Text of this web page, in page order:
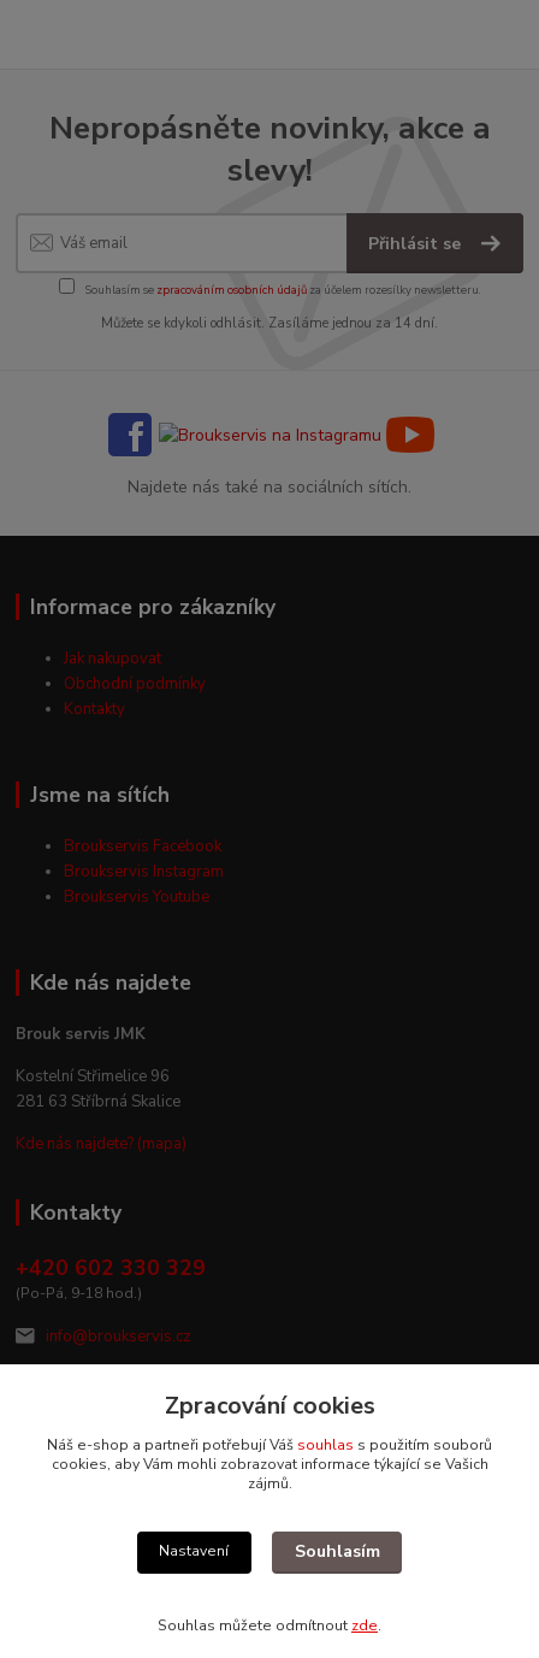
Nepropásněte novinky, akce a
slevy!
Přihlásit se
Souhlasím se zpracováním osobních údajůza účelem rozesílky newsletteru.
Můžete se kdykoli odhlásit. Zasíláme jednou za 14 dní.
Najdete nás také na sociálních sítích.
Informace pro zákazníky
Jak nakupovat
Obchodní podmínky
Kontakty
Jsme na sítích
Broukservis Facebook
Broukservis Instagram
Broukservis Youtube
Kde nás najdete
Brouk servis JMK
Kostelní Střimelice 96
281 63 Stříbrná Skalice
Kde nás najdete? (mapa)
Kontakty
+420 602 330 329
(Po-Pá, 9-18 hod.)
info@broukservis.cz
Upravit sběr cookies.
Zpracování cookies
Náš e-shop a partneři potřebují Váš souhlas s použitím souborů
cookies, aby Vám mohli zobrazovat informace týkající se Vašich
zájmů.
Nastavení Souhlasím
Souhlas můžete odmítnout zde.